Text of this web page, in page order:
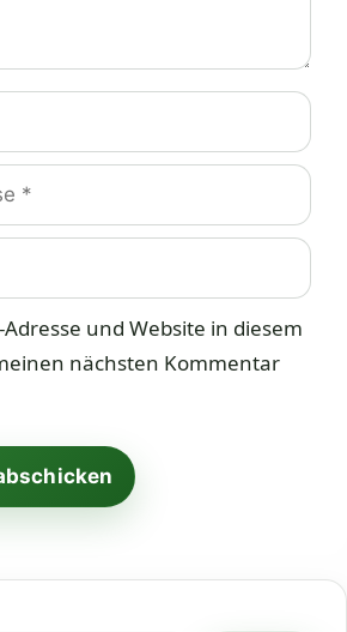
Adresse und Website in diesem
nächsten Kommentar